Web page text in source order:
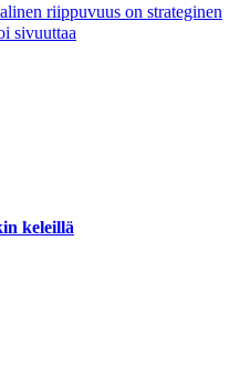
riippuvuus on strateginen
sivuuttaa
keleillä